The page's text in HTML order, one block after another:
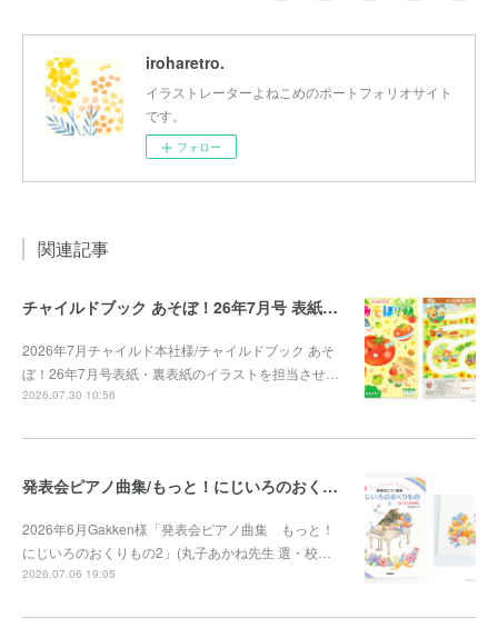
iroharetro.
イラストレーターよねこめのポートフォリオサイト
です。
フォロー
関連記事
チャイルドブック あそぼ！26年7月号 表紙・裏表紙
2026年7月チャイルド本社様/チャイルドブック あそ
ぼ！26年7月号表紙・裏表紙のイラストを担当させ…
2026.07.30 10:56
発表会ピアノ曲集/もっと！にじいろのおくりもの2
2026年6月Gakken様「発表会ピアノ曲集 もっと！
にじいろのおくりもの2」(丸子あかね先生 選・校…
2026.07.06 19:05